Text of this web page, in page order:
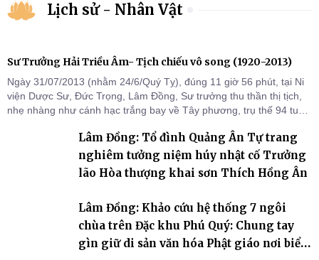
Lịch sử - Nhân Vật
Sư Trưởng Hải Triều Âm- Tịch chiếu vô song (1920-2013)
Ngày 31/07/2013 (nhằm 24/6/Quý Tỵ), đúng 11 giờ 56 phút, tại Ni
viện Dược Sư, Đức Trọng, Lâm Đồng, Sư trưởng thu thần thị tịch,
nhẹ nhàng như cánh hạc trắng bay về Tây phương, trụ thế 94 tuổi
Lâm Đồng: Tổ đình Quảng Ân Tự trang
nghiêm tưởng niệm húy nhật cố Trưởng
lão Hòa thượng khai sơn Thích Hồng Ân
Lâm Đồng: Khảo cứu hệ thống 7 ngôi
chùa trên Đặc khu Phú Quý: Chung tay
gìn giữ di sản văn hóa Phật giáo nơi biển